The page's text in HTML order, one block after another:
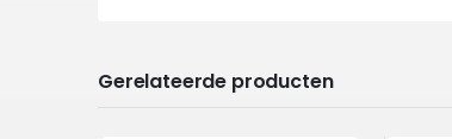
Gerelateerde producten